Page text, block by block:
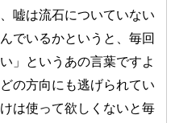
嘘は流石についていない
でいるかというと、毎回
」というあの言葉ですよ
の方向にも逃げられてい
は使って欲しくないと毎